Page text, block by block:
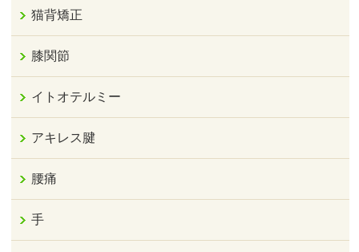
猫背矯正
膝関節
イトオテルミー
アキレス腱
腰痛
手